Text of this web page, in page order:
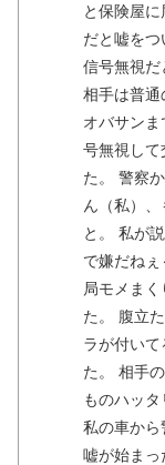
と保険屋
だと嘘を
信号無視だ
相手は普通
オバサン
号無視して
た。 警察
ん（私）
と。 私が
で嫌だね
局モメま
た。 腹立
ラが付い
た。 相手
ものハッタ
私の車から
嘘が始まっ